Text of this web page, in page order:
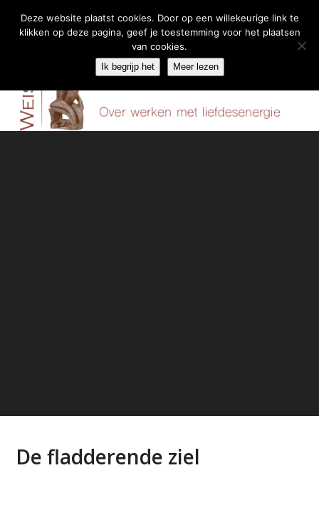
De fladderende ziel
Deze website plaatst cookies. Door op een willekeurige link te
klikken op deze pagina, geef je toestemming voor het plaatsen
van cookies.
Ik begrijp het Meer lezen